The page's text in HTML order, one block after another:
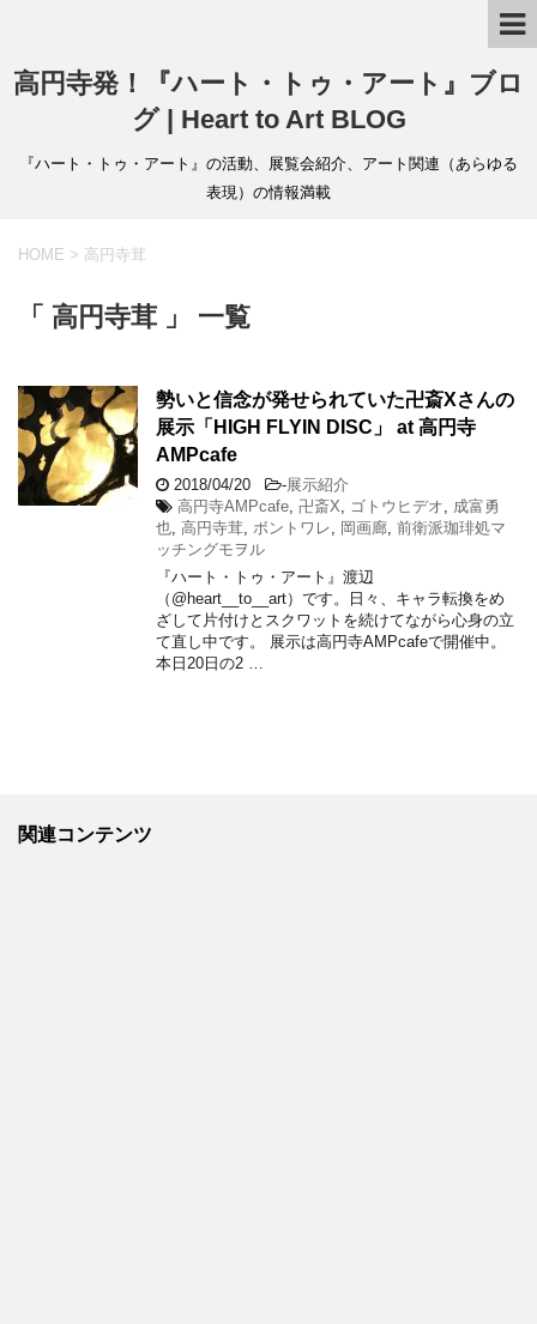
高円寺発！『ハート・トゥ・アート』ブロ
グ | Heart to Art BLOG
『ハート・トゥ・アート』の活動、展覧会紹介、アート関連（あらゆる
表現）の情報満載
HOME > 高円寺茸
「 高円寺茸 」 一覧
勢いと信念が発せられていた卍斎Xさんの
展示「HIGH FLYIN DISC」 at 高円寺
AMPcafe
2018/04/20 -展示紹介
高円寺AMPcafe 卍斎X ゴトウヒデオ
成富勇
也 高円寺茸 ボントワレ 岡画廊 前衛派珈琲処マ
ッチングモヲル
『ハート・トゥ・アート』渡辺
（@heart__to__art）です。日々、キャラ転換をめ
ざして片付けとスクワットを続けてながら心身の立
て直し中です。 展示は高円寺AMPcafeで開催中。
本日20日の2 …
関連コンテンツ